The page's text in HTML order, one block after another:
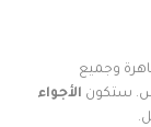
وجميع
الأجواء